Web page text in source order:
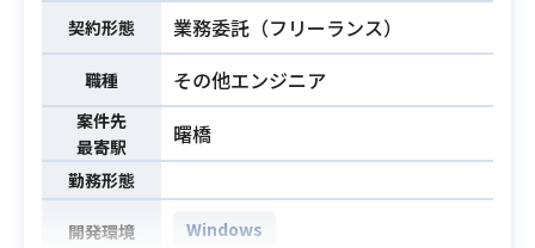
必須スキル
リズム等を理解し、調査しながら要
件に合わせた最適な手法を選定し、P
ythonで実装することができる
・顧客と向き合っている社内営業担
当からビジネス要件をヒアリング
し、分析要件に落とし込むことがで
きる
・BigQueryでの実務経験
・構築ベンダー（インドオフショ
ア）からの問合せ対応（クライアン
トへの問合せ依頼、調査作業、調
整）
・英語のテキストを問題なく読むこ
とができる
契約形態 業務委託（フリーランス）
職種 その他エンジニア
案件先
最寄駅
曙橋
勤務形態
開発環境 Windows